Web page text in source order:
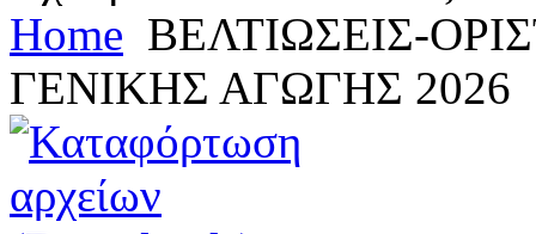
Home ΒΕΛΤΙΩΣΕΙΣ-
ΓΕΝΙΚΗΣ ΑΓΩΓΗΣ 2026